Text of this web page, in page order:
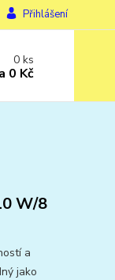
Přihlášení
0ks
0 Kč
W/8
a
jako